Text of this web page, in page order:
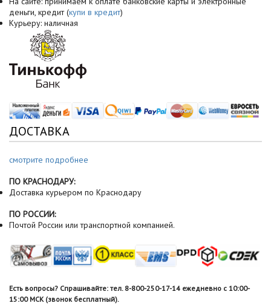
деньги, кредит (купи в кредит)
Курьеру: наличная
ДОСТАВКА
смотрите подробнее
ПО КРАСНОДАРУ:
Доставка курьером по Краснодару
ПО РОССИИ:
Почтой России или транспортной компанией.
Есть вопросы? Спрашивайте: тел. 8-800-250-17-14 ежедневно с 10:00-
15:00 МСК (звонок бесплатный).